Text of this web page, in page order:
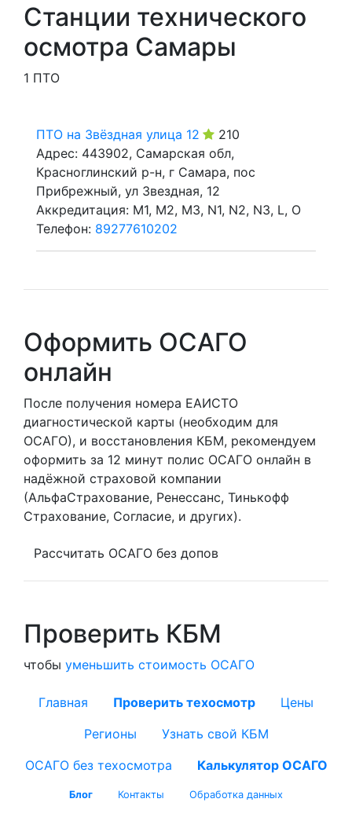
Станции технического
осмотра Самары
1 ПТО
ПТО на Звёздная улица 12
210
Адрес: 443902, Самарская обл,
Красноглинский р-н, г Самара, пос
Прибрежный, ул Звездная, 12
Аккредитация: M1, M2, M3, N1, N2, N3, L, O
Телефон: 89277610202
Оформить ОСАГО
онлайн
После получения номера ЕАИСТО
диагностической карты (необходим для
ОСАГО), и восстановления КБМ, рекомендуем
оформить за 12 минут полис ОСАГО онлайн в
надёжной страховой компании
(АльфаСтрахование, Ренессанс, Тинькофф
Страхование, Согласие, и других).
Рассчитать ОСАГО без допов
Проверить КБМ
чтобы уменьшить стоимость ОСАГО
Главная Проверить техосмотр
Цены
Регионы
Узнать свой КБМ
ОСАГО без техосмотра
Калькулятор ОСАГО
Блог Контакты Обработка данных